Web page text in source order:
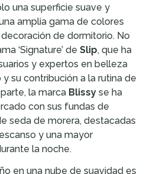
una superficie suave y
amplia gama de colores
de dormitorio. No
‘Signature’ de Slip, que ha
y expertos en belleza
su contribución a la rutina de
la marca Blissy se ha
con sus fundas de
seda de morera, destacadas
y una mayor
la noche.
en una nube de suavidad es